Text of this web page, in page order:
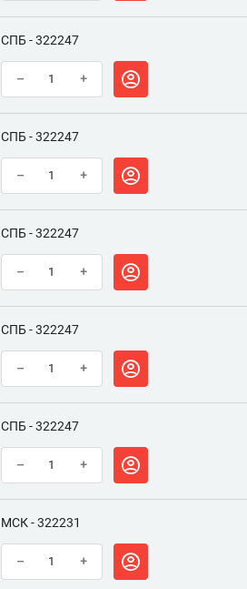
СПБ - 322247
– +
СПБ - 322247
– +
СПБ - 322247
– +
СПБ - 322247
– +
СПБ - 322247
– +
МСК - 322231
– +